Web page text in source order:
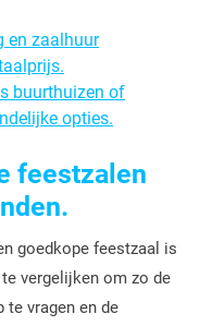
en zaalhuur
buurthuizen of
opties.
feestzalen
goedkope feestzaal is
vergelijken om zo de
vragen en de